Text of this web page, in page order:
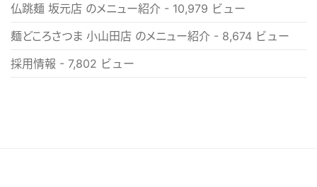
仏跳麺 坂元店 のメニュー紹介 - 10,979 ビュー
麺どころさつま 小山田店 のメニュー紹介 - 8,674 ビュー
採用情報 - 7,802 ビュー